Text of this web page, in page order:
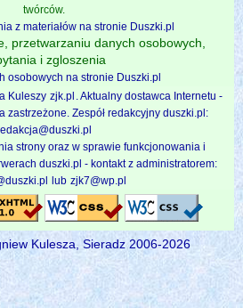
twórców.
z materiałów na stronie Duszki.pl
przetwarzaniu danych osobowych,
i zgloszenia
osobowych na stronie Duszki.pl
Kuleszy zjk.pl . Aktualny dostawca Internetu -
zastrzeżone. Zespół redakcyjny duszki.pl:
strony oraz w sprawie funkcjonowania i
duszki.pl - kontakt z administratorem:
lub zjk7@wp.pl
Kulesza, Sieradz 2006-2026